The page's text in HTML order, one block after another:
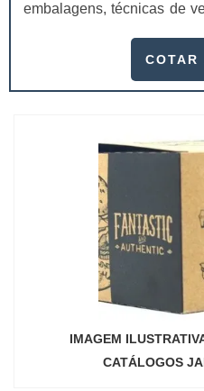
embalagens, técnicas de
e logística adequada,
um papel de destaque
COTAR
IMAGEM
CATÁLOGOS